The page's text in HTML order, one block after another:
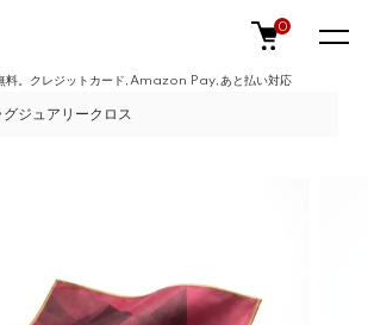
料。クレジットカード,Amazon Pay,あと払い対応
0
ジュアリークロス